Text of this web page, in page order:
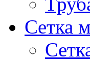
Сетка